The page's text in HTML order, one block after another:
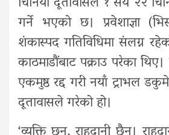
गर्ने भएको छ। प्रवेशाज्ञा
शंकास्पद गतिविधिमा संलग्न
काठमाडौंबाट पक्राउ परेका
एकमुष्ठ रद्द गरी नयाँ ट्राभल
दूतावासले गरेको हो।